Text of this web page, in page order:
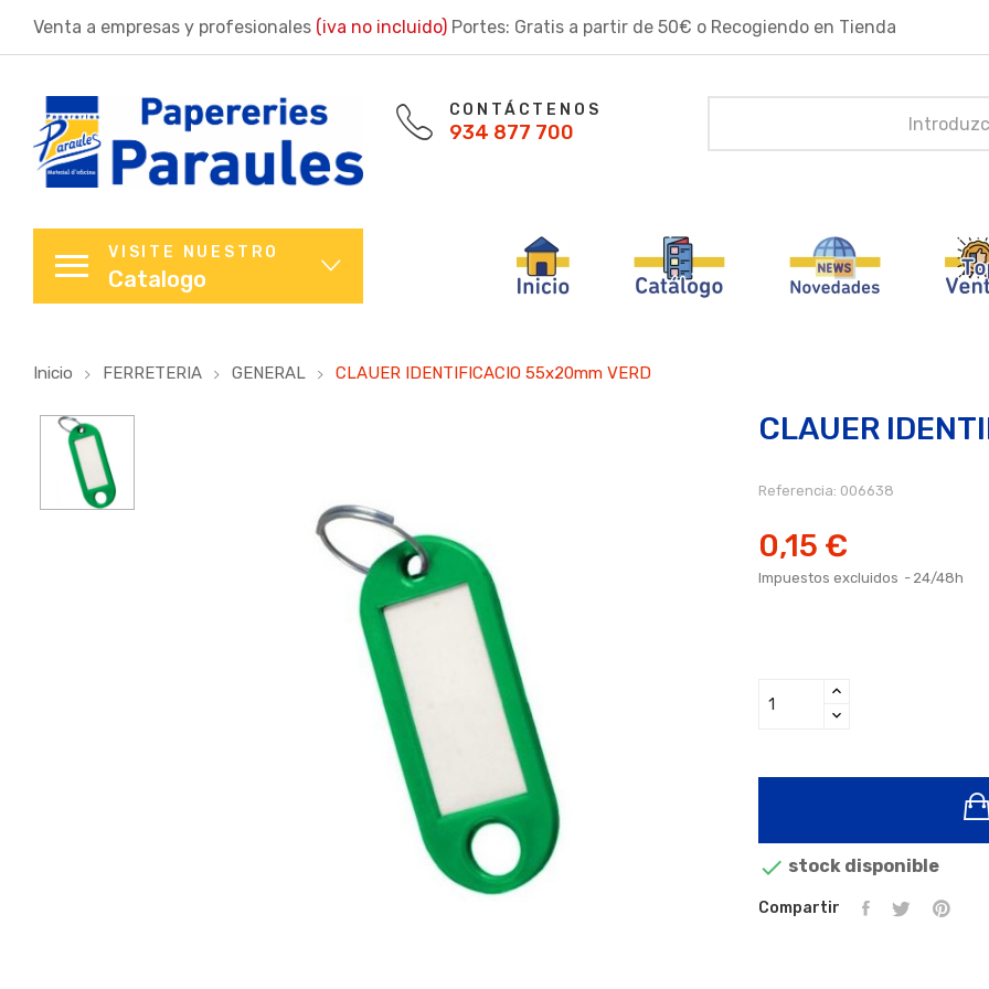
Venta a empresas y profesionales (iva no incluido) Portes: Gratis a partir de 50€ o Recogiendo en Tienda
CONTÁCTENOS
934 877 700
VISITE NUESTRO
Catalogo
Inicio FERRETERIA GENERAL CLAUER IDENTIFICACIO 55x20mm VERD
CLAUER
Referencia: 006638
0,15 €
Impuestos excluidos 24/48h
 stock disponible
Compartir